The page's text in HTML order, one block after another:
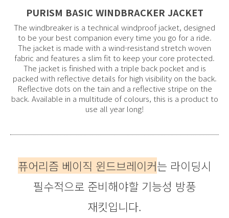
PURISM BASIC WINDBRACKER JACKET
The windbreaker is a technical windproof jacket, designed
to be your best companion every time you go for a ride.
The jacket is made with a wind-resistand stretch woven
fabric and features a slim fit to keep your core protected.
The jacket is finished with a triple back pocket and is
packed with reflective details for high visibility on the back.
Reflective dots on the tain and a reflective stripe on the
back. Available in a multitude of colours, this is a product to
use all year long!
퓨어리즘 베이직 윈드브레이커는 라이딩시
필수적으로 준비해야할 기능성 방풍
재킷입니다.